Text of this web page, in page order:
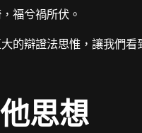
福兮禍所伏。
的辯證法思惟，讓我們看
思想